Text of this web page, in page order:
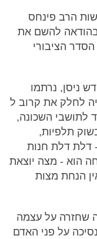
הרב פינחס
להשם את
הציבורי
ניסן, נרתמו
לחלק את קרוב ל
לתושבי השכונה,
תלפיות,
דלת דלת חנות
הוא - מצה יוצאת
הנחת מצות
שחזרה על עצמה
על פני האדם